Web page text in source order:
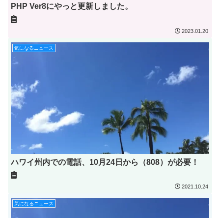
PHP Ver8にやっと更新しました。
2023.01.20
気になるニュース
ハワイ州内での電話、10月24日から（808）が必要！
2021.10.24
気になるニュース